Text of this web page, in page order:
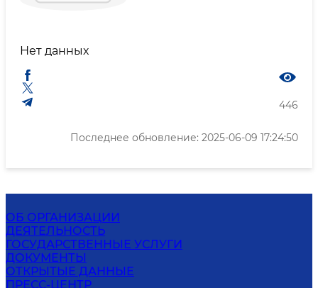
Нет данных
446
Последнее обновление: 2025-06-09 17:24:50
ОБ ОРГАНИЗАЦИИ
ДЕЯТЕЛЬНОСТЬ
ГОСУДАРСТВЕННЫЕ УСЛУГИ
ДОКУМЕНТЫ
ОТКРЫТЫЕ ДАННЫЕ
ПРЕСС-ЦЕНТР